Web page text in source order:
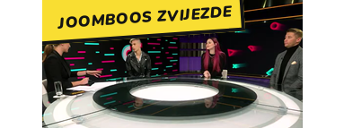
JOOMBOOS ZVIJEZDE